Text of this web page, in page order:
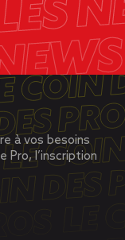
à vos besoins
l’inscription